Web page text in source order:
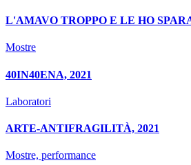
L'AMAVO TROPPO E LE HO
Mostre
40IN40ENA, 2021
Laboratori
ARTE-ANTIFRAGILITÀ, 2021
Mostre, performance